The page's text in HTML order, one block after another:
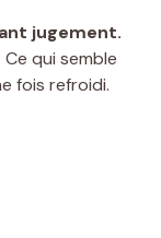
jugement.
qui semble
fois refroidi.